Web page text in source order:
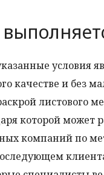
условия
качестве и без
листового
которой может
компаний по